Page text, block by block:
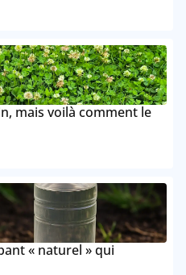
mais voilà comment le
« naturel » qui